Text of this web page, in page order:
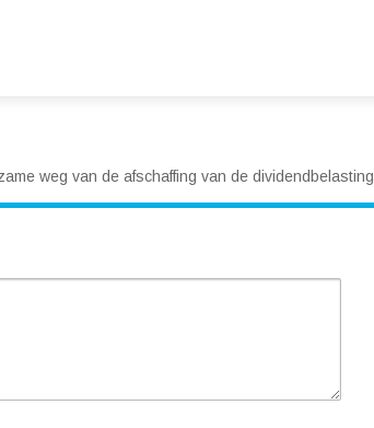
weg van de afschaffing van de dividendbelasting